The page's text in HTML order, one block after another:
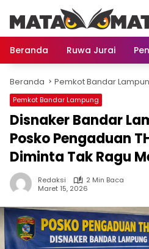
konten
Beranda
Ruwa Jurai
Beranda Pemkot Bandar
Pemkot Bandar Lampung
Disnaker Bandar
Posko Pengaduan
Diminta Tak Ragu
Redaksi
2 Min Baca
Maret 15, 2026